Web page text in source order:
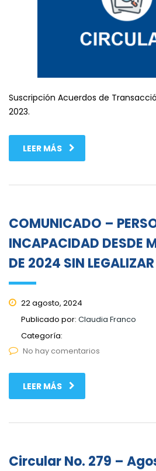
Suscripción Acuerdos de
2023.
LEER MÁS
COMUNICADO –
INCAPACIDAD DESDE
DE 2024 SIN LEGALIZAR
22 agosto, 2024
Publicado por: Claudia Franco
Categoría:
No hay comentarios
LEER MÁS
Circular No. 279 –